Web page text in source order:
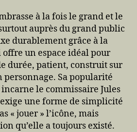
à la fois le grand et le
auprès du grand public
durablement grâce à la
un espace idéal pour
durée, patient, construit sur
personnage. Sa popularité
incarne le commissaire Jules
une forme de simplicité
« jouer » l’icône, mais
qu’elle a toujours existé.